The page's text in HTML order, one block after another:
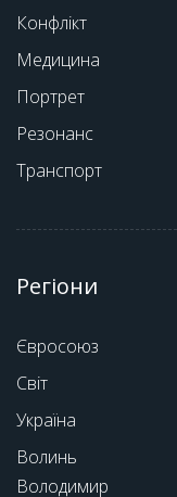
Конфлікт
Медицина
Портрет
Резонанс
Транспорт
Регіони
Євросоюз
Світ
Україна
Волинь
Володимир